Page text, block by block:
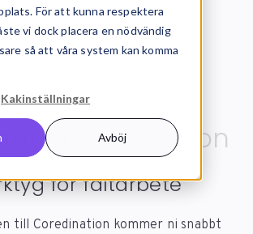
För att kunna respektera
vi dock placera en nödvändig
så att våra system kan komma
Kakinställningar
Avböj
integration
för fältarbete
till Coredination kommer ni snabbt